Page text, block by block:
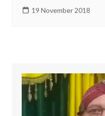
19 November 2018